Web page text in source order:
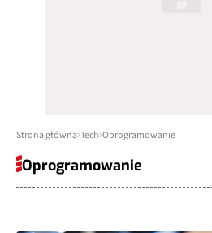
Strona główna Tech Oprogramowanie
Oprogramowanie